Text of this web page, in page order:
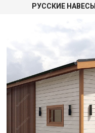
РУССКИЕ НАВЕСЫ